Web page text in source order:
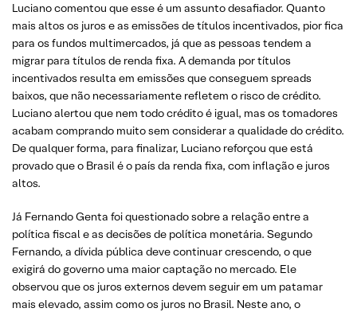
Luciano comentou que esse é um assunto desafiador. Quanto
mais altos os juros e as emissões de títulos incentivados, pior fica
para os fundos multimercados, já que as pessoas tendem a
migrar para títulos de renda fixa. A demanda por títulos
incentivados resulta em emissões que conseguem spreads
baixos, que não necessariamente refletem o risco de crédito.
Luciano alertou que nem todo crédito é igual, mas os tomadores
acabam comprando muito sem considerar a qualidade do crédito.
De qualquer forma, para finalizar, Luciano reforçou que está
provado que o Brasil é o país da renda fixa, com inflação e juros
altos.
Já Fernando Genta foi questionado sobre a relação entre a
política fiscal e as decisões de política monetária. Segundo
Fernando, a dívida pública deve continuar crescendo, o que
exigirá do governo uma maior captação no mercado. Ele
observou que os juros externos devem seguir em um patamar
mais elevado, assim como os juros no Brasil. Neste ano, o